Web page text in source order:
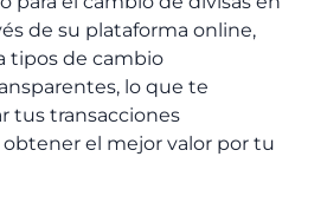
de su plataforma online,
tipos de cambio
lo que te
tus transacciones
el mejor valor por tu